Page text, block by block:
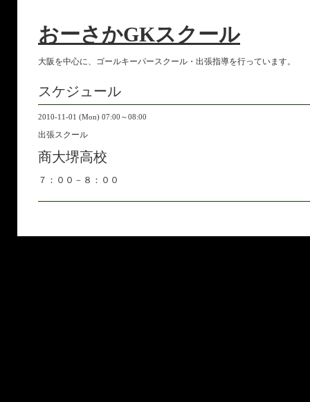
おーさかGKスクール
大阪を中心に、ゴールキーパースクール・出張指導を行っています。
スケジュール
2010-11-01 (Mon) 07:00～08:00
出張スクール
商大堺高校
７：００－８：００